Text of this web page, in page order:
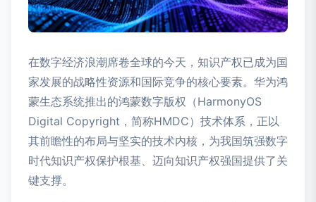
在数字经济浪潮席卷全球的今天，知识产权已成为国
家发展的战略性资源和国际竞争的核心要素。华为鸿
蒙生态系统推出的鸿蒙数字版权（HarmonyOS
Digital Copyright，简称HMDC）技术体系，正以
其前瞻性的布局与坚实的技术内核，为我国筑强数字
时代知识产权保护根基、迈向知识产权强国提供了关
键支撑。